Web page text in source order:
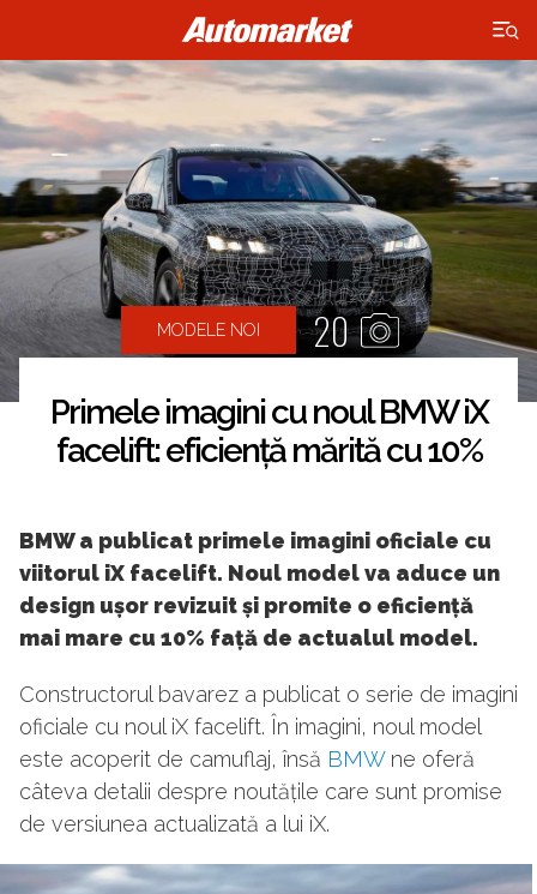
×
MODELE NOI 20
Primele imagini cu noul BMW iX
facelift: eficiență mărită cu 10%
BMW a publicat primele imagini oficiale cu
viitorul iX facelift. Noul model va aduce un
design ușor revizuit și promite o eficiență
mai mare cu 10% față de actualul model.
Constructorul bavarez a publicat o serie de imagini
oficiale cu noul iX facelift. În imagini, noul model
este acoperit de camuflaj, însă BMWne oferă
câteva detalii despre noutățile care sunt promise
de versiunea actualizată a lui iX.